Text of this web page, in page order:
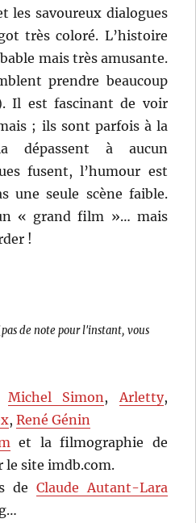
les savoureux dialogues
très coloré. L’histoire
mais très amusante.
prendre beaucoup
Il est fascinant de voir
; ils sont parfois à la
à aucun
fusent, l’humour est
une seule scène faible.
« grand film »… mais
!
pas de note pour l'instant, vous
Michel Simon,Arletty,
,René Génin
et la filmographie de
le site imdb.com.
de Claude Autant-Lara